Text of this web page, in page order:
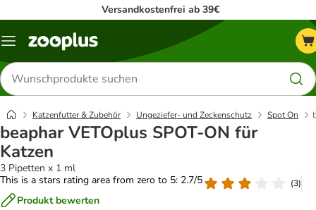
Versandkostenfrei ab 39€
Menü
Produkte
suchen
Katzenfutter & Zubehör Ungeziefer- und Zeckenschutz Spot On
beaphar VETOplus SPOT-ON für
Katzen
3 Pipetten x 1 ml
This is a stars rating area from zero to 5: 2.7/5
(3)
Produkt bewerten